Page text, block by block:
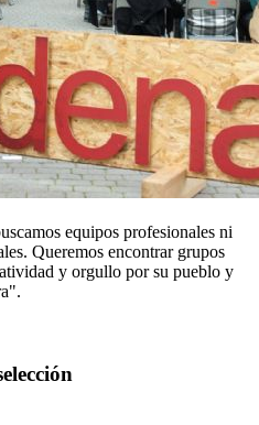
equipos profesionales ni
Queremos encontrar grupos
y orgullo por su pueblo y